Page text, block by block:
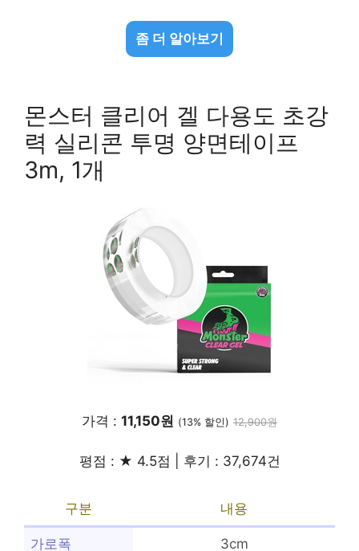
좀 더 알아보기
몬스터 클리어 겔 다용도 초강
력 실리콘 투명 양면테이프
3m, 1개
가격 : 11,150원 (13% 할인) 12,900원
평점 : ★ 4.5점 | 후기 : 37,674건
구분 내용
가로폭 3cm